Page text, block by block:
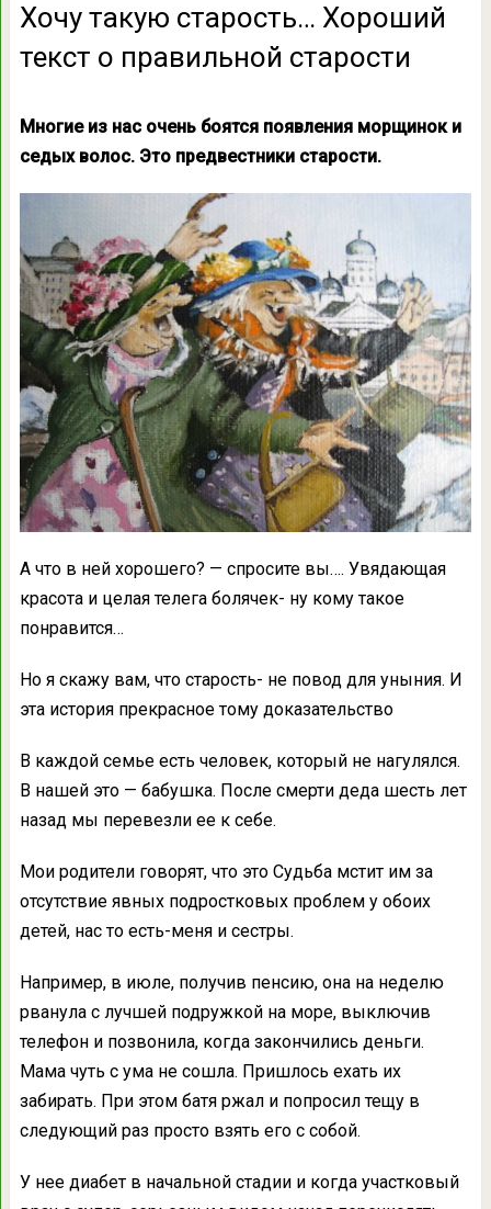
Хочу такую старость… Хороший
текст о правильной старости
Многие из нас очень боятся появления морщинок и
седых волос. Это предвестники старости.
А что в ней хорошего? — спросите вы…. Увядающая
красота и целая телега болячек- ну кому такое
понравится…
Но я скажу вам, что старость- не повод для уныния. И
эта история прекрасное тому доказательство
В каждой семье есть человек, который не нагулялся.
В нашей это — бабушка. После смерти деда шесть лет
назад мы перевезли ее к себе.
Мои родители говорят, что это Судьба мстит им за
отсутствие явных подростковых проблем у обоих
детей, нас то есть-меня и сестры.
Например, в июле, получив пенсию, она на неделю
рванула с лучшей подружкой на море, выключив
телефон и позвонила, когда закончились деньги.
Мама чуть с ума не сошла. Пришлось ехать их
забирать. При этом батя ржал и попросил тещу в
следующий раз просто взять его с собой.
У нее диабет в начальной стадии и когда участковый